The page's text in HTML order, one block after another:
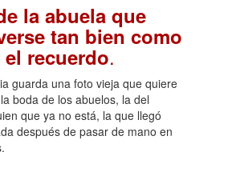
la abuela que
tan bien como
el recuerdo.
guarda una foto vieja que quiere
boda de los abuelos, la del
que ya no está, la que llegó
después de pasar de mano en